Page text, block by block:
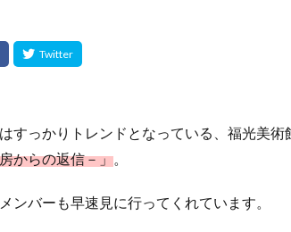
すっかりトレンドとなっている、福光美術
からの返信－」
ンバーも早速見に行ってくれています。